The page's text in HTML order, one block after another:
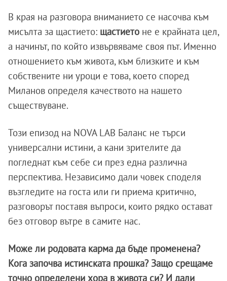
В края на разговора вниманието се насочва към
мисълта за щастието: щастието не е крайната цел,
а начинът, по който извървяваме своя път. Именно
отношението към живота, към близките и към
собствените ни уроци е това, което според
Миланов определя качеството на нашето
съществуване.
Този епизод на NOVA LAB Баланс не търси
универсални истини, а кани зрителите да
погледнат към себе си през една различна
перспектива. Независимо дали човек споделя
възгледите на госта или ги приема критично,
разговорът поставя въпроси, които рядко остават
без отговор вътре в самите нас.
Може ли родовата карма да бъде променена?
Кога започва истинската прошка? Защо срещаме
точно определени хора в живота си? И дали